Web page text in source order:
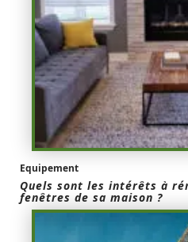
Equipement
Quels sont les intérêts à
fenêtres de sa maison ?